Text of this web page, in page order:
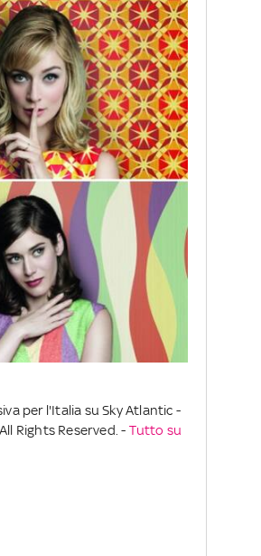
per l'Italia su Sky Atlantic -
Rights Reserved. - Tutto su